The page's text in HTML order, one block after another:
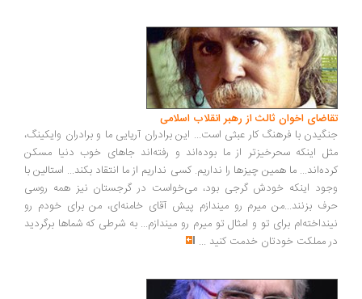
اخوان ثالث از رهبر انقلاب اسلامی
با فرهنگ کار عبثی است... این برادران آریایی ما و برادران وایکینگ،
اینکه سحرخیزتر از ما بوده‌اند و رفته‌اند جاهای خوب دنیا مسکن
ما همین چیزها را نداریم. کسی نداریم از ما انتقاد بکند... استالین با
اینکه خودش گرجی بود، می‌خواست در گرجستان نیز همه روسی
بزنند...من میرم رو میندازم پیش آقای خامنه‌ای، من برای خودم رو
برای تو و امثال تو میرم رو میندازم... به شرطی که شماها برگردید
مملکت خودتان خدمت کنید...